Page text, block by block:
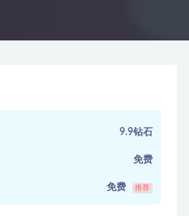
9.9钻石
免费
免费 推荐